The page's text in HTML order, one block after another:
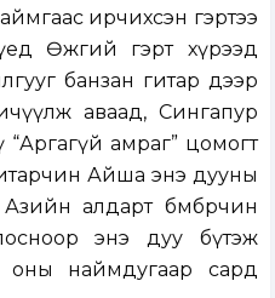
ирчихсэн гэртээ
үед Өөжгий гэрт хүрээд
банзан гитар дээр
аваад, Сингапур
амраг” цомогт
Айша энэ дууны
алдарт бөмбөрчин
энэ дуу бүтэж
оны наймдугаар сард